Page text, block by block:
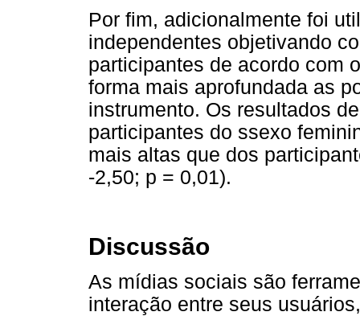
Por fim, adicionalmente foi
independentes objetivando
participantes de acordo com
forma mais aprofundada as
instrumento. Os resultados
participantes do ssexo
mais altas que dos
-2,50; p = 0,01).
Discussão
As mídias sociais são
interação entre seus